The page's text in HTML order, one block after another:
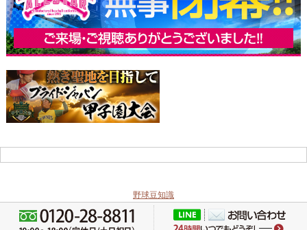
野球豆知識